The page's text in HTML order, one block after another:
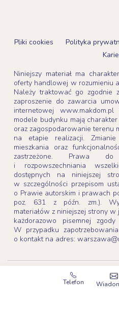
Telefon
Pliki cookies Polityka
Niniejszy materiał ma
oferty handlowej w rozumieniu
Należy traktować go zgodnie
zaproszenie do zawarcia
internetowej
modele budynku mają
oraz zagospodarowanie terenu
na etapie realizacji.
mieszkania oraz
zastrzeżone. Prawa do
i rozpowszechniania
dostępnych na niniejszej
w szczególności przepisom
o Prawie autorskim i prawach
poz. 631 z późn. zm.).
materiałów z niniejszej strony
każdorazowo pisemnej
W przypadku
o kontakt na adres:
Copyright 2003-2026
Wszystkie